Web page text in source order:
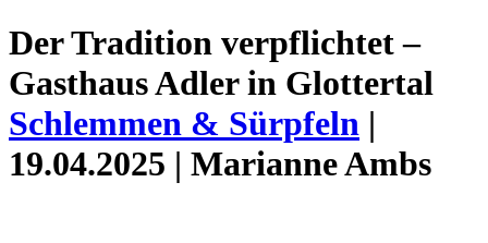
Der Tradition verpflichtet –
Gasthaus Adler in Glottertal
Schlemmen & Sürpfeln |
19.04.2025 | Marianne Ambs